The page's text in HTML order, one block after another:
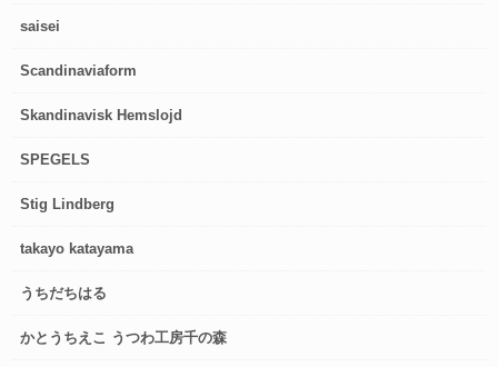
saisei
Scandinaviaform
Skandinavisk Hemslojd
SPEGELS
Stig Lindberg
takayo katayama
うちだちはる
かとうちえこ うつわ工房千の森